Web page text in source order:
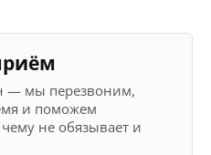
— мы перезвоним,
и поможем
не обязывает и